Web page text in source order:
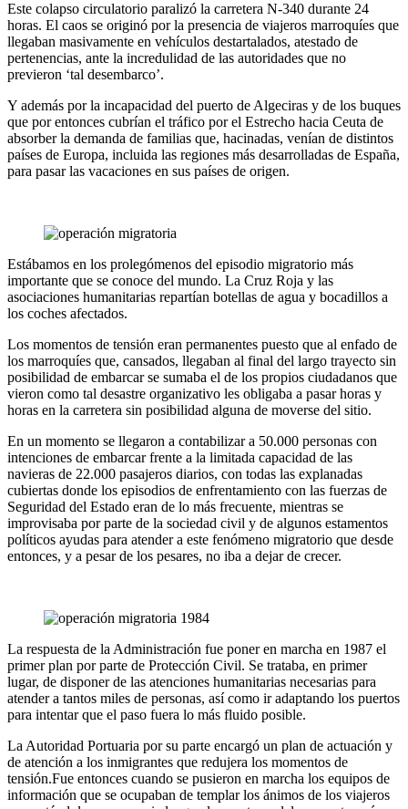
Este colapso circulatorio paralizó la carretera N-340 durante 24
horas. El caos se originó por la presencia de viajeros marroquíes que
llegaban masivamente en vehículos destartalados, atestado de
pertenencias, ante la incredulidad de las autoridades que no
previeron ‘tal desembarco’.
Y además por la incapacidad del puerto de Algeciras y de los buques
que por entonces cubrían el tráfico por el Estrecho hacia Ceuta de
absorber la demanda de familias que, hacinadas, venían de distintos
países de Europa, incluida las regiones más desarrolladas de España,
para pasar las vacaciones en sus países de origen.
Estábamos en los prolegómenos del episodio migratorio más
importante que se conoce del mundo. La Cruz Roja y las
asociaciones humanitarias repartían botellas de agua y bocadillos a
los coches afectados.
Los momentos de tensión eran permanentes puesto que al enfado de
los marroquíes que, cansados, llegaban al final del largo trayecto sin
posibilidad de embarcar se sumaba el de los propios ciudadanos que
vieron como tal desastre organizativo les obligaba a pasar horas y
horas en la carretera sin posibilidad alguna de moverse del sitio.
En un momento se llegaron a contabilizar a 50.000 personas con
intenciones de embarcar frente a la limitada capacidad de las
navieras de 22.000 pasajeros diarios, con todas las explanadas
cubiertas donde los episodios de enfrentamiento con las fuerzas de
Seguridad del Estado eran de lo más frecuente, mientras se
improvisaba por parte de la sociedad civil y de algunos estamentos
políticos ayudas para atender a este fenómeno migratorio que desde
entonces, y a pesar de los pesares, no iba a dejar de crecer.
La respuesta de la Administración fue poner en marcha en 1987 el
primer plan por parte de Protección Civil. Se trataba, en primer
lugar, de disponer de las atenciones humanitarias necesarias para
atender a tantos miles de personas, así como ir adaptando los puertos
para intentar que el paso fuera lo más fluido posible.
La Autoridad Portuaria por su parte encargó un plan de actuación y
de atención a los inmigrantes que redujera los momentos de
tensión.Fue entonces cuando se pusieron en marcha los equipos de
información que se ocupaban de templar los ánimos de los viajeros